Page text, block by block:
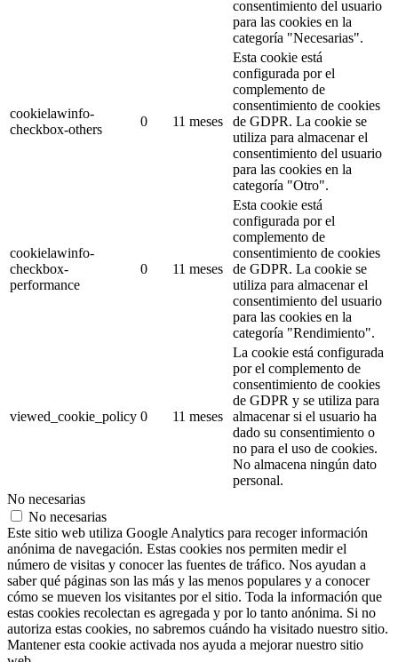
consentimiento del usuario
para las cookies en la
categoría "Necesarias".
cookielawinfo-
checkbox-others
0 11 meses
Esta cookie está
configurada por el
complemento de
consentimiento de cookies
de GDPR. La cookie se
utiliza para almacenar el
consentimiento del usuario
para las cookies en la
categoría "Otro".
cookielawinfo-
checkbox-
performance
0 11 meses
Esta cookie está
configurada por el
complemento de
consentimiento de cookies
de GDPR. La cookie se
utiliza para almacenar el
consentimiento del usuario
para las cookies en la
categoría "Rendimiento".
viewed_cookie_policy 0 11 meses
La cookie está configurada
por el complemento de
consentimiento de cookies
de GDPR y se utiliza para
almacenar si el usuario ha
dado su consentimiento o
no para el uso de cookies.
No almacena ningún dato
personal.
No necesarias
No necesarias
Este sitio web utiliza Google Analytics para recoger información
anónima de navegación. Estas cookies nos permiten medir el
número de visitas y conocer las fuentes de tráfico. Nos ayudan a
saber qué páginas son las más y las menos populares y a conocer
cómo se mueven los visitantes por el sitio. Toda la información que
estas cookies recolectan es agregada y por lo tanto anónima. Si no
autoriza estas cookies, no sabremos cuándo ha visitado nuestro sitio.
Mantener esta cookie activada nos ayuda a mejorar nuestro sitio